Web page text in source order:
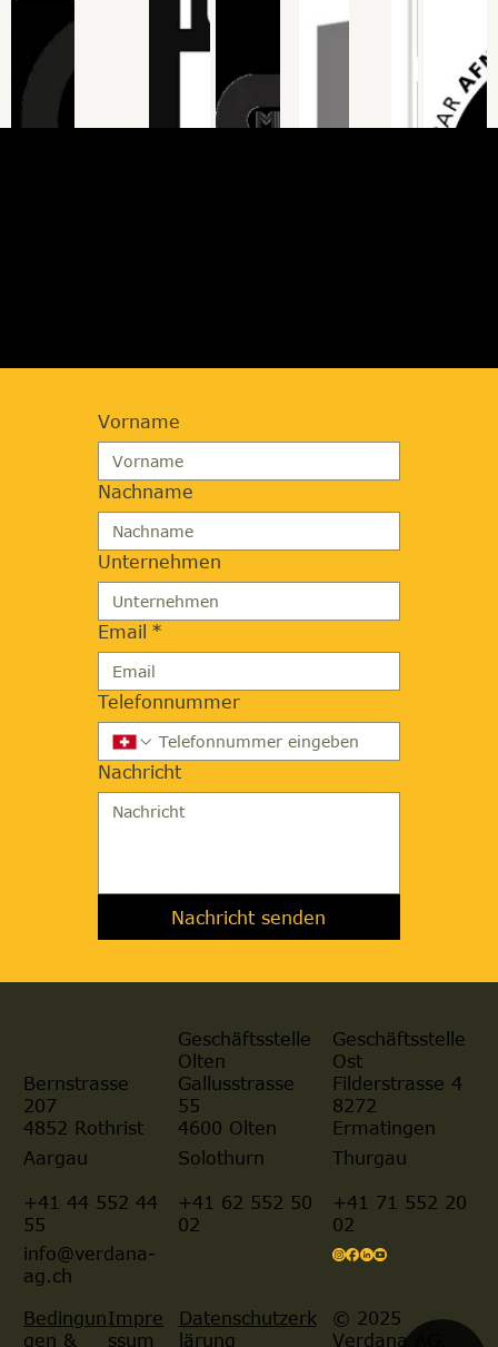
Vorname
Nachname
Unternehmen
Email *
Telefonnummer
Nachricht
Nachricht senden
© 2025
Verdana AG.
Bernstrasse
207
4852 Rothrist
Geschäftsstelle
Olten
Gallusstrasse
55
4600 Olten
Geschäftsstelle
Ost
Filderstrasse 4
8272
Ermatingen
Aargau
+41 44 552 44
55
Solothurn
+41 62 552 50
02
Thurgau
+41 71 552 20
02
info@verdana-
ag.ch
Bedingun
gen &
Datenschutzerk
lärung
Impre
ssum